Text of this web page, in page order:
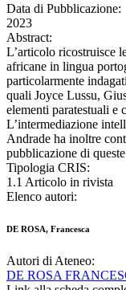
Data di Pubblicazione:
2023
Abstract:
L’articolo ricostruisce
africane in lingua
particolarmente
quali Joyce Lussu,
elementi paratestuali e
L’intermediazione
Andrade ha inoltre
pubblicazione di
Tipologia CRIS:
1.1 Articolo in rivista
Elenco autori:
DE ROSA, Francesca
Autori di Ateneo:
DE ROSA